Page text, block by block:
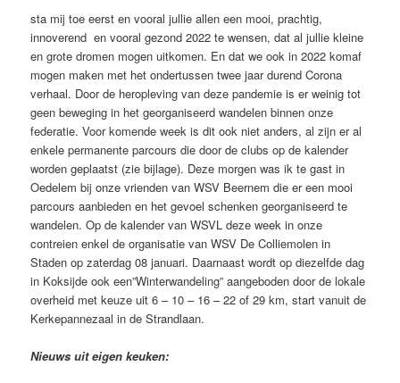
sta mij toe eerst en vooral jullie allen een mooi, prachtig,
innoverend en vooral gezond 2022 te wensen, dat al jullie kleine
en grote dromen mogen uitkomen. En dat we ook in 2022 komaf
mogen maken met het ondertussen twee jaar durend Corona
verhaal. Door de heropleving van deze pandemie is er weinig tot
geen beweging in het georganiseerd wandelen binnen onze
federatie. Voor komende week is dit ook niet anders, al zijn er al
enkele permanente parcours die door de clubs op de kalender
worden geplaatst (zie bijlage). Deze morgen was ik te gast in
Oedelem bij onze vrienden van WSV Beernem die er een mooi
parcours aanbieden en het gevoel schenken georganiseerd te
wandelen. Op de kalender van WSVL deze week in onze
contreien enkel de organisatie van WSV De Colliemolen in
Staden op zaterdag 08 januari. Daarnaast wordt op diezelfde dag
in Koksijde ook een”Winterwandeling” aangeboden door de lokale
overheid met keuze uit 6 – 10 – 16 – 22 of 29 km, start vanuit de
Kerkepannezaal in de Strandlaan.
Nieuws uit eigen keuken: